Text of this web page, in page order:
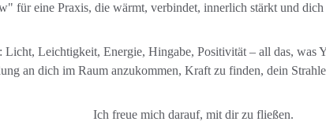
für eine Praxis, die wärmt, verbindet, innerlich stärkt und
Licht, Leichtigkeit, Energie, Hingabe, Positivität – all das, was
an dich im Raum anzukommen, Kraft zu finden, dein
Ich freue mich darauf, mit dir zu fließen.